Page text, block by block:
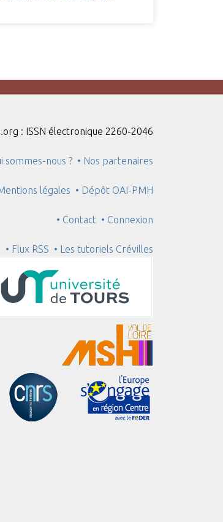
: ISSN électronique 2260-2046
sommes-nous ? • Nos partenaires
légales • Dépôt OAI-PMH
• Contact • Connexion
• Flux RSS • Les tutoriels Crévilles